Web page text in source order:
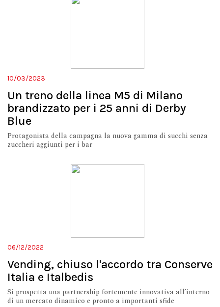
10/03/2023
Un treno della linea M5 di Milano
brandizzato per i 25 anni di Derby
Blue
Protagonista della campagna la nuova gamma di succhi senza
zuccheri aggiunti per i bar
06/12/2022
Vending, chiuso l'accordo tra Conserve
Italia e Italbedis
Si prospetta una partnership fortemente innovativa all’interno
di un mercato dinamico e pronto a importanti sfide